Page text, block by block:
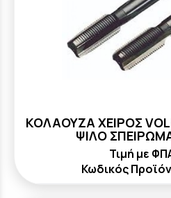
ΚΟΛΑΟΥΖΑ ΧΕΙΡΟΣ
ΨΙΛΟ
Τιμή με
Κωδικός